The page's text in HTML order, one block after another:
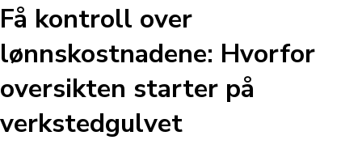
Få kontroll over
lønnskostnadene: Hvorfor
oversikten starter på
verkstedgulvet